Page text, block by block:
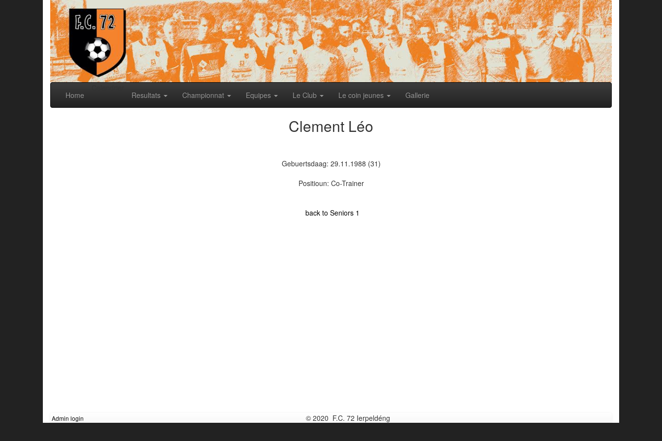
Home Resultats Championnat Equipes Le Club Le coin jeunes Gallerie
Clement Léo
Gebuertsdaag: 29.11.1988 (31)
Positioun: Co-Trainer
back to Seniors 1
Admin login © 2020 F.C. 72 Ierpeldéng